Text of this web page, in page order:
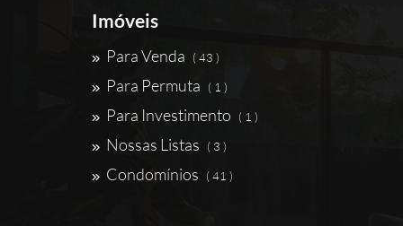
Imóveis
Para Venda ( 43 )
Para Permuta ( 1 )
Para Investimento ( 1 )
Nossas Listas ( 3 )
Condomínios ( 41 )